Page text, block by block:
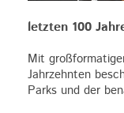
letzten 100
Mit
Jahrzehnten
Parks und der